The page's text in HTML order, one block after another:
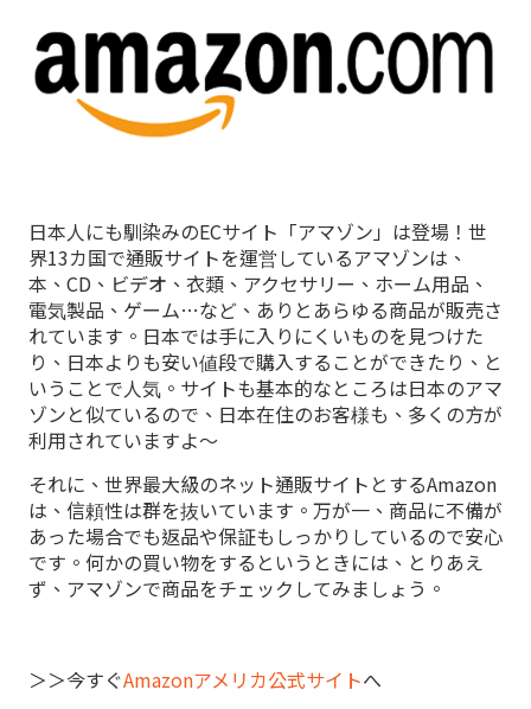
日本人にも馴染みのECサイト「アマゾン」は登場！世
界13カ国で通販サイトを運営しているアマゾンは、
本、CD、ビデオ、衣類、アクセサリー、ホーム用品、
電気製品、ゲーム…など、ありとあらゆる商品が販売さ
れています。日本では手に入りにくいものを見つけた
り、日本よりも安い値段で購入することができたり、と
いうことで人気。サイトも基本的なところは日本のアマ
ゾンと似ているので、日本在住のお客様も、多くの方が
利用されていますよ～
それに、世界最大級のネット通販サイトとするAmazon
は、信頼性は群を抜いています。万が一、商品に不備が
あった場合でも返品や保証もしっかりしているので安心
です。何かの買い物をするというときには、とりあえ
ず、アマゾンで商品をチェックしてみましょう。
＞＞今すぐAmazonアメリカ公式サイトへ